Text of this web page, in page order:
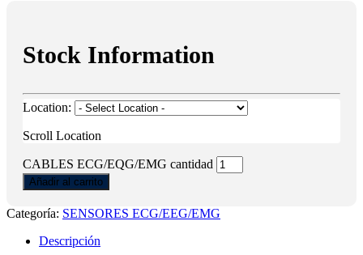
Stock Information
Location:
Scroll Location
CABLES ECG/EQG/EMG cantidad
Añadir al carrito
Categoría: SENSORES ECG/EEG/EMG
Descripción